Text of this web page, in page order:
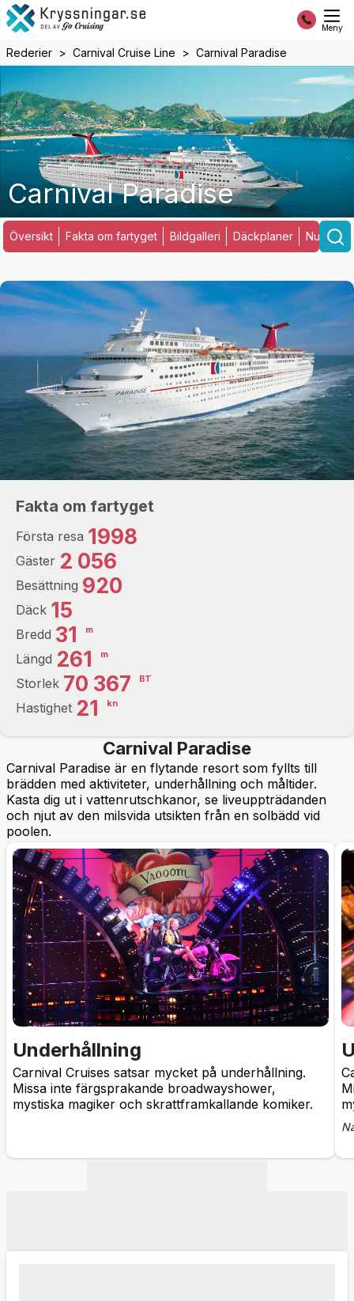
Meny
Rederier Carnival Cruise Line Carnival Paradise
Carnival Paradise
Översikt Fakta om fartyget Bildgalleri Däckplaner
Fakta om fartyget
Första resa 1998
Gäster 2 056
Besättning 920
Däck 15
Bredd 31 m
Längd 261 m
Storlek 70 367 BT
Hastighet 21 kn
Carnival Paradise
Carnival Paradise är en flytande resort som fyllts till
brädden med aktiviteter, underhållning och måltider.
Kasta dig ut i vattenrutschkanor, se liveuppträdanden
och njut av den milsvida utsikten från en solbädd vid
poolen.
Underhållning
Carnival Cruises satsar mycket på underhållning.
Missa inte färgsprakande broadwayshower,
mystiska magiker och skrattframkallande komiker.